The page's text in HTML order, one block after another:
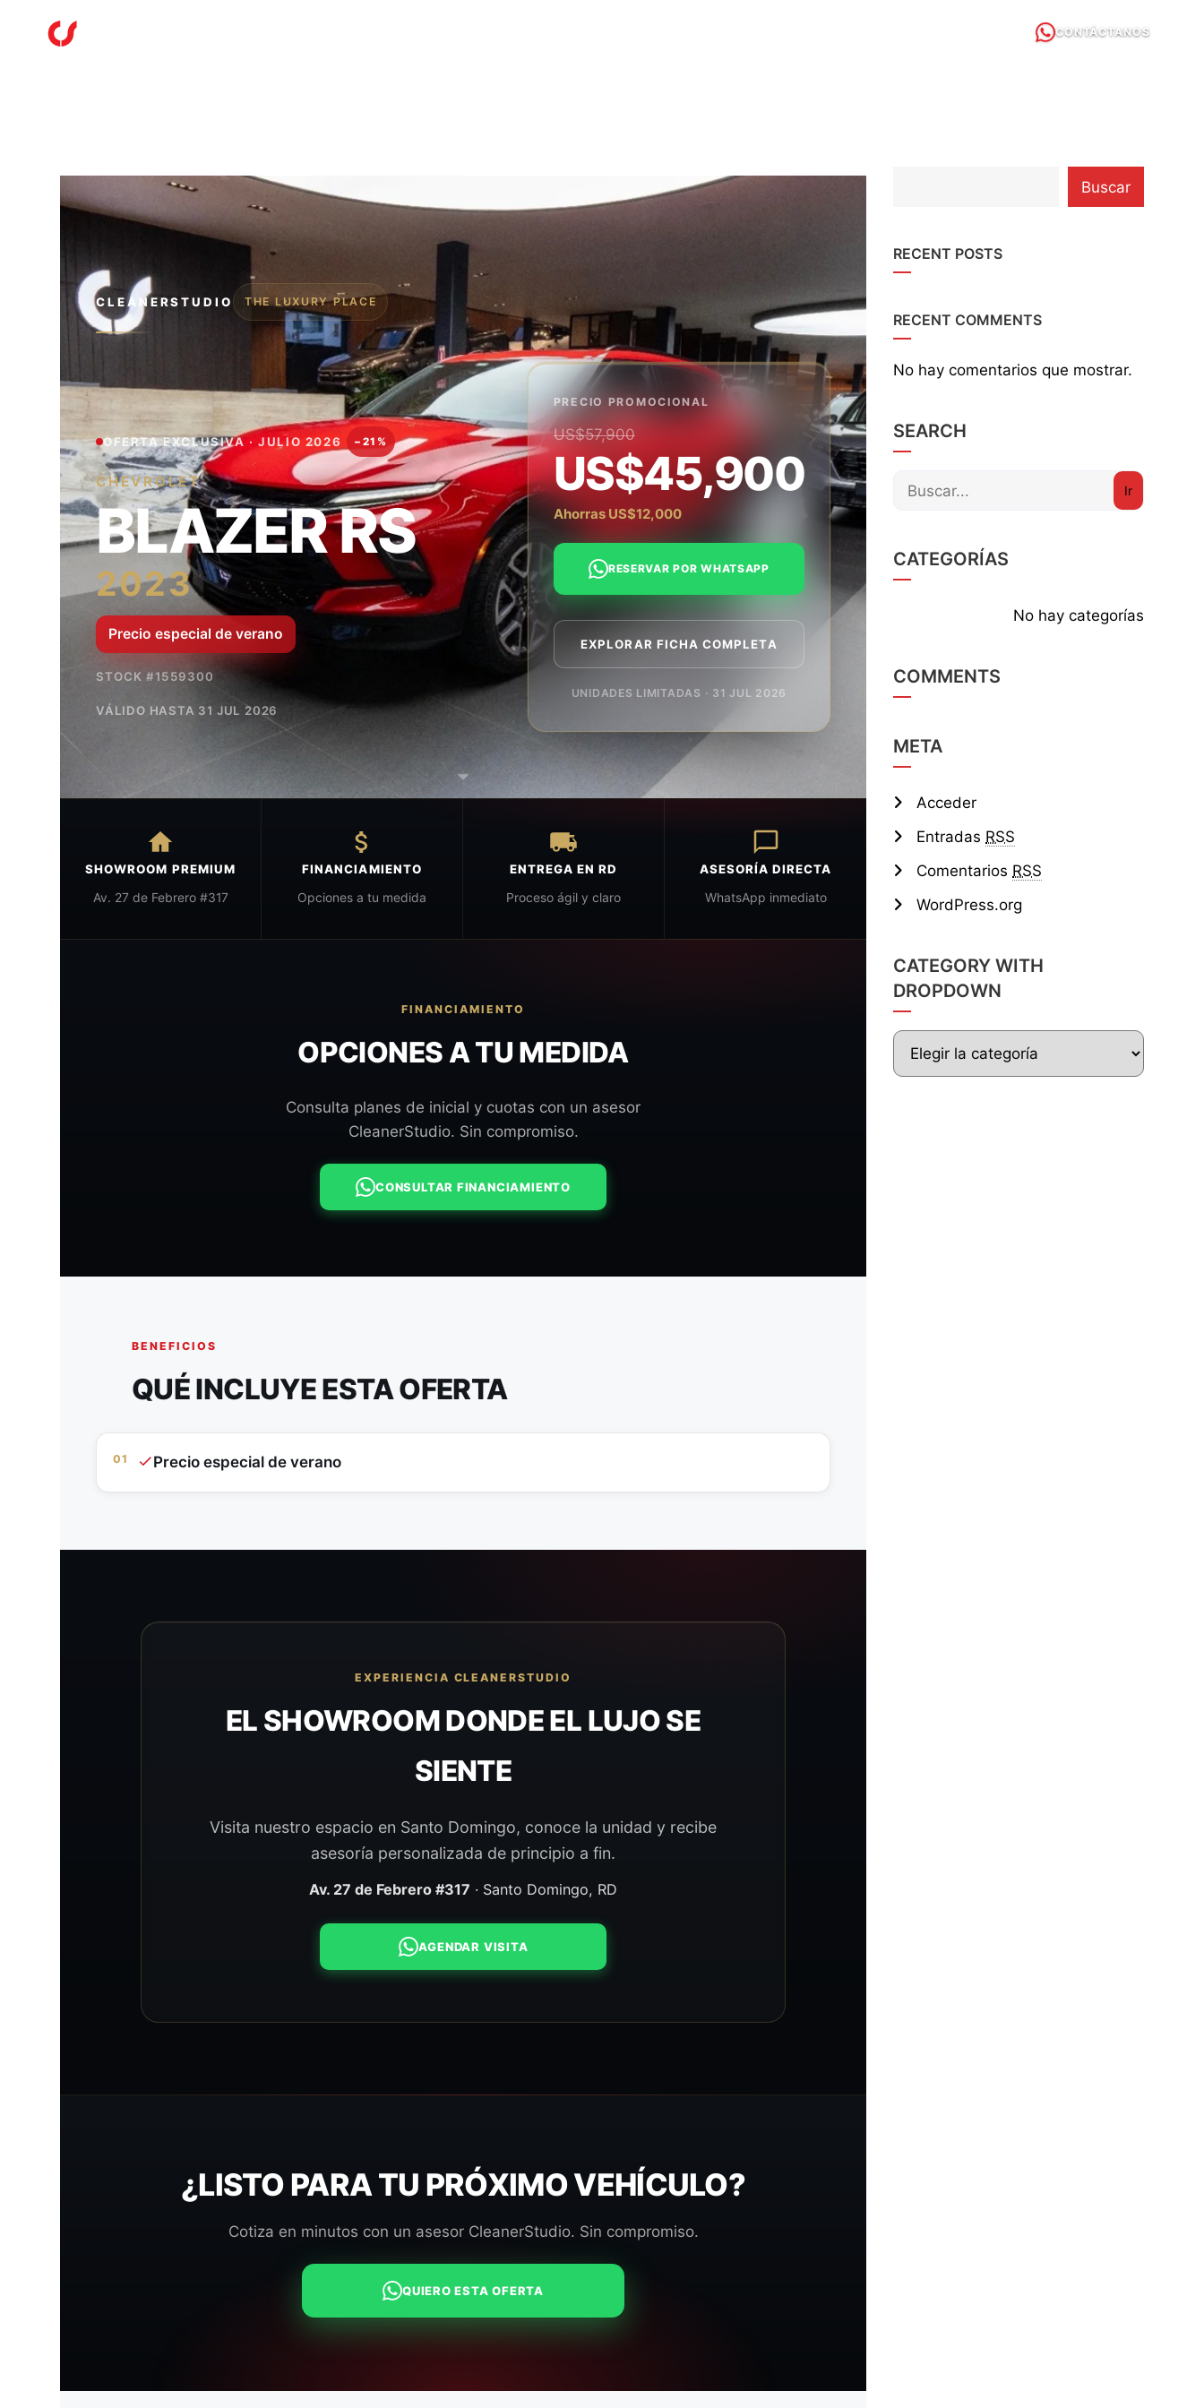
CONTÁCTANOS
CLEANERSTUDIO THE LUXURY PLACE
OFERTA EXCLUSIVA · JULIO 2026 −21%
CHEVROLET
BLAZER RS
2023
Precio especial de verano
STOCK #1559300
VÁLIDO HASTA 31 JUL 2026
PRECIO PROMOCIONAL
US$57,900
US$45,900
Ahorras US$12,000
RESERVAR POR WHATSAPP
EXPLORAR FICHA COMPLETA
UNIDADES LIMITADAS · 31 JUL 2026
SHOWROOM PREMIUM
Av. 27 de Febrero #317
FINANCIAMIENTO
Opciones a tu medida
ENTREGA EN RD
Proceso ágil y claro
ASESORÍA DIRECTA
WhatsApp inmediato
FINANCIAMIENTO
OPCIONES A TU MEDIDA
Consulta planes de inicial y cuotas con un asesor
CleanerStudio. Sin compromiso.
CONSULTAR FINANCIAMIENTO
BENEFICIOS
QUÉ INCLUYE ESTA OFERTA
01 Precio especial de verano
EXPERIENCIA CLEANERSTUDIO
EL SHOWROOM DONDE EL LUJO SE
SIENTE
Visita nuestro espacio en Santo Domingo, conoce la unidad y recibe
asesoría personalizada de principio a fin.
Av. 27 de Febrero #317 · Santo Domingo, RD
AGENDAR VISITA
¿LISTO PARA TU PRÓXIMO VEHÍCULO?
Cotiza en minutos con un asesor CleanerStudio. Sin compromiso.
QUIERO ESTA OFERTA
Buscar
RECENT POSTS
RECENT COMMENTS
No hay comentarios que mostrar.
SEARCH
CATEGORÍAS
No hay categorías
COMMENTS
META
Acceder
Entradas RSS
Comentarios RSS
WordPress.org
CATEGORY WITH
DROPDOWN